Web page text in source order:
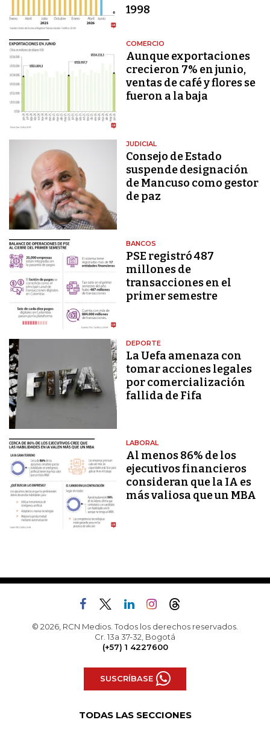
1998
COMERCIO
Aunque exportaciones
crecieron 7% en junio,
ventas de café y flores se
fueron a la baja
JUDICIAL
Consejo de Estado
suspende designación
de Mancuso como gestor
de paz
BANCOS
PSE registró 487
millones de
transacciones en el
primer semestre
DEPORTE
La Uefa amenaza con
tomar acciones legales
por comercialización
fallida de Fifa
LABORAL
Al menos 86% de los
ejecutivos financieros
consideran que la IA es
más valiosa que un MBA
© 2026, RCN Medios. Todos los derechos reservados.
Cr. 13a 37-32, Bogotá
(+57) 1 4227600
SUSCRÍBASE
TODAS LAS SECCIONES